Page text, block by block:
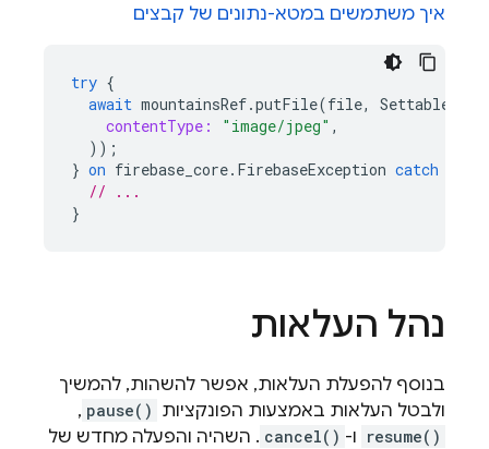
איך משתמשים במטא-נתונים של קבצים
try {
await mountainsRef.putFile(file,
contentType:
"image/jpeg" ,
));
} on firebase_core. FirebaseException catch
// ...
}
נהל העלאות
בנוסף להפעלת העלאות, אפשר להשהות, להמשיך
ולבטל העלאות באמצעות הפונקציות pause()
,
resume() ו- cancel() . השהיה והפעלה מחדש של